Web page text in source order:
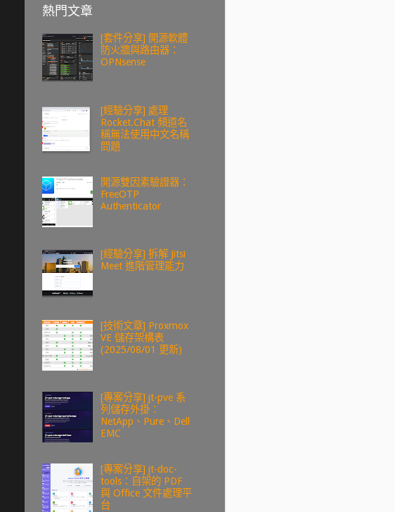
熱門文章
[套件分享] 開源軟體
防火牆與路由器：
OPNsense
[經驗分享] 處理
Rocket.Chat 頻道名
稱無法使用中文名稱
問題
開源雙因素驗證器：
FreeOTP
Authenticator
[經驗分享] 拆解 Jitsi
Meet 進階管理能力
[技術文章] Proxmox
VE 儲存架構表
(2025/08/01 更新)
[專案分享] jt-pve 系
列儲存外掛：
NetApp、Pure、Dell
EMC
[專案分享] jt-doc-
tools：自架的 PDF
與 Office 文件處理平
台